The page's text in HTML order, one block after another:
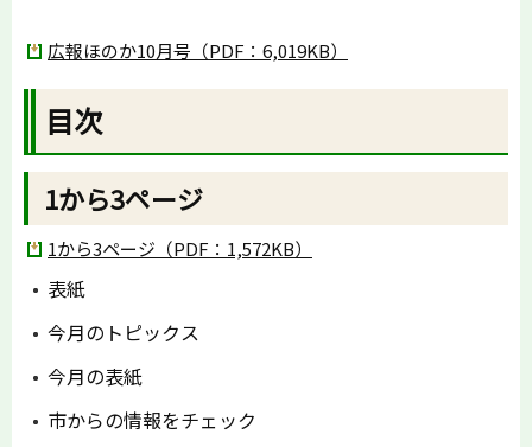
広報ほのか10月号（PDF：6,019KB）
目次
1から3ページ
1から3ページ（PDF：1,572KB）
表紙
今月のトピックス
今月の表紙
市からの情報をチェック